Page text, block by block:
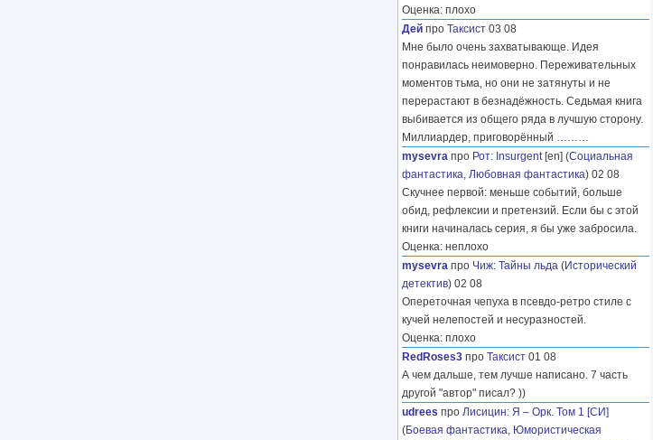
Оценка: плохо
Дей про Таксист 03 08
Мне было очень захватывающе. Идея
понравилась неимоверно. Переживательных
моментов тьма, но они не затянуты и не
перерастают в безнадёжность. Седьмая книга
выбивается из общего ряда в лучшую сторону.
Миллиардер, приговорённый ………
mysevra про Рот: Insurgent[en] (Социальная
фантастика, Любовная фантастика) 02 08
Скучнее первой: меньше событий, больше
обид, рефлексии и претензий. Если бы с этой
книги начиналась серия, я бы уже забросила.
Оценка: неплохо
mysevra про Чиж: Тайны льда (Исторический
детектив) 02 08
Опереточная чепуха в псевдо-ретро стиле с
кучей нелепостей и несуразностей.
Оценка: плохо
RedRoses3 про Таксист 01 08
А чем дальше, тем лучше написано. 7 часть
другой "автор" писал? ))
udrees про Лисицин: Я – Орк. Том 1 [СИ]
(Боевая фантастика, Юмористическая